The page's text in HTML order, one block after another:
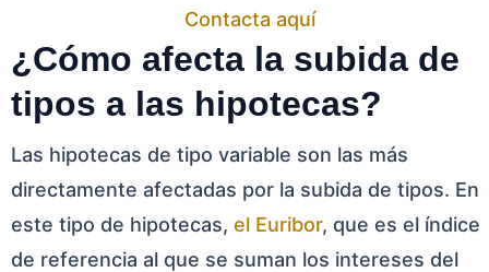
Contacta aquí
¿Cómo afecta la subida de
tipos a las hipotecas?
Las hipotecas de tipo variable son las más
directamente afectadas por la subida de tipos. En
este tipo de hipotecas, el Euribor, que es el índice
de referencia al que se suman los intereses del